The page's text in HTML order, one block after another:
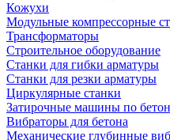
Кожухи
Модульные компрессорные
Трансформаторы
Строительное оборудование
Станки для гибки арматуры
Станки для резки арматуры
Циркулярные станки
Затирочные машины по
Вибраторы для бетона
Механические глубинные